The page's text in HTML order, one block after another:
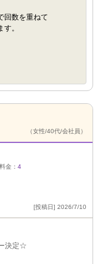
回数を重ねて
。
（女性/40代/会社員）
金： 4
[投稿日] 2026/7/10
決定☆